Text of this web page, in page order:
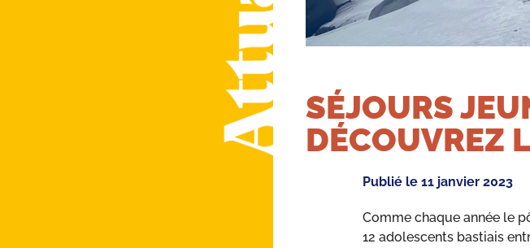
SÉJOURS
DÉCOUVREZ
Publié le 11 janvier 2023
Comme chaque année le
12 adolescents bastiais